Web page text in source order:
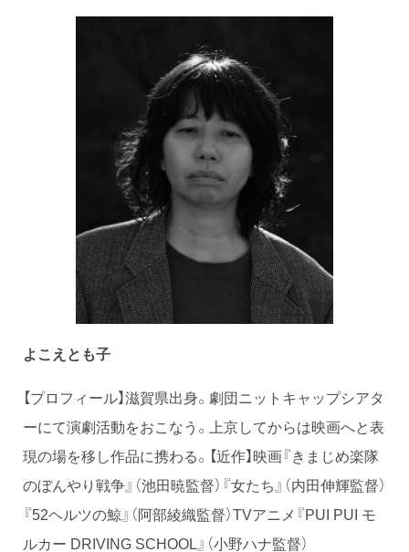
よこえとも子
【プロフィール】滋賀県出身。劇団ニットキャップシアタ
ーにて演劇活動をおこなう。上京してからは映画へと表
現の場を移し作品に携わる。【近作】映画『きまじめ楽隊
のぼんやり戦争』（池田暁監督）『女たち』（内田伸輝監督）
『52ヘルツの鯨』（阿部綾織監督）TVアニメ『PUI PUI モ
ルカー DRIVING SCHOOL』（小野ハナ監督）